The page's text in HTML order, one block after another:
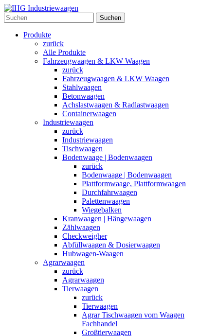
Suchen
Produkte
zurück
Alle Produkte
Fahrzeugwaagen & LKW Waagen
zurück
Fahrzeugwaagen & LKW Waagen
Stahlwaagen
Betonwaagen
Achslastwaagen & Radlastwaagen
Containerwaagen
Industriewaagen
zurück
Industriewaagen
Tischwaagen
Bodenwaage | Bodenwaagen
zurück
Bodenwaage | Bodenwaagen
Plattformwaage, Plattformwaagen
Durchfahrwaagen
Palettenwaagen
Wiegebalken
Kranwaagen | Hängewaagen
Zählwaagen
Checkweigher
Abfüllwaagen & Dosierwaagen
Hubwagen-Waagen
Agrarwaagen
zurück
Agrarwaagen
Tierwaagen
zurück
Tierwaagen
Agrar Tischwaagen vom Waagen
Fachhandel
Großtierwaagen